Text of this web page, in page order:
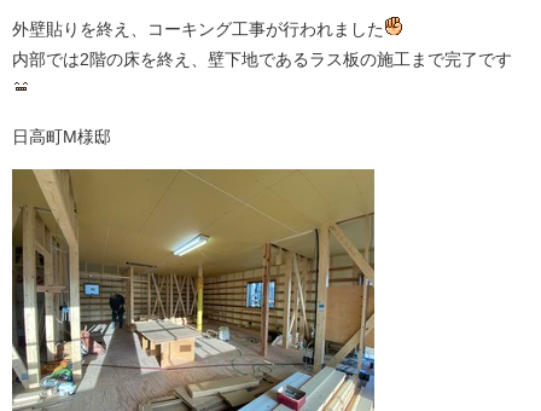
外壁貼りを終え、コーキング工事が行われました
内部では2階の床を終え、壁下地であるラス板の施工まで完了です
日高町M様邸